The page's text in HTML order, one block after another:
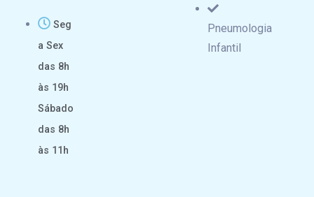
Seg
a Sex
das 8h
às 19h
Sábado
das 8h
às 11h
Pneumologia
Infantil